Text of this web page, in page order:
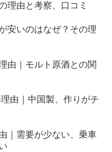
理由と考察、口コミ
安いのはなぜ？その理
由｜モルト原酒との関
由｜中国製、作りがチ
｜需要が少ない、乗車